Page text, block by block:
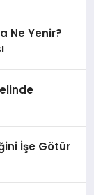
Ne Yenir?
İşe Götür